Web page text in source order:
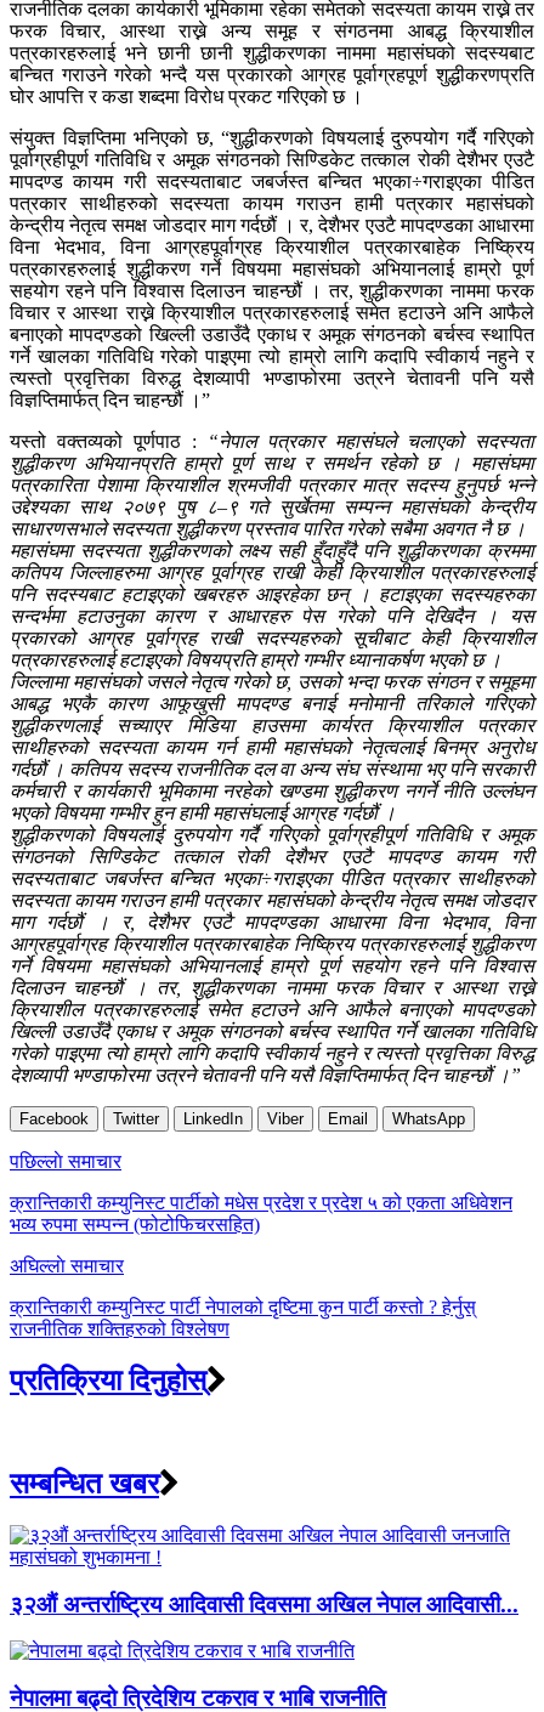
राजनीतिक दलका कार्यकारी भूमिकामा रहेका समेतको सदस्यता कायम राख्ने तर
फरक विचार, आस्था राख्ने अन्य समूह र संगठनमा आबद्ध क्रियाशील
पत्रकारहरुलाई भने छानी छानी शुद्धीकरणका नाममा महासंघको सदस्यबाट
बन्चित गराउने गरेको भन्दै यस प्रकारको आग्रह पूर्वाग्रहपूर्ण शुद्धीकरणप्रति
घोर आपत्ति र कडा शब्दमा विरोध प्रकट गरिएको छ ।
संयुक्त विज्ञप्तिमा भनिएको छ, “शुद्धीकरणको विषयलाई दुरुपयोग गर्दै गरिएको
पूर्वाग्रहीपूर्ण गतिविधि र अमूक संगठनको सिण्डिकेट तत्काल रोकी देशैभर एउटै
मापदण्ड कायम गरी सदस्यताबाट जबर्जस्त बन्चित भएका÷गराइएका पीडित
पत्रकार साथीहरुको सदस्यता कायम गराउन हामी पत्रकार महासंघको
केन्द्रीय नेतृत्व समक्ष जोडदार माग गर्दछौं । र, देशैभर एउटै मापदण्डका आधारमा
विना भेदभाव, विना आग्रहपूर्वाग्रह क्रियाशील पत्रकारबाहेक निष्क्रिय
पत्रकारहरुलाई शुद्धीकरण गर्ने विषयमा महासंघको अभियानलाई हाम्रो पूर्ण
सहयोग रहने पनि विश्वास दिलाउन चाहन्छौं । तर, शुद्धीकरणका नाममा फरक
विचार र आस्था राख्ने क्रियाशील पत्रकारहरुलाई समेत हटाउने अनि आफैले
बनाएको मापदण्डको खिल्ली उडाउँदै एकाध र अमूक संगठनको बर्चस्व स्थापित
गर्ने खालका गतिविधि गरेको पाइएमा त्यो हाम्रो लागि कदापि स्वीकार्य नहुने र
त्यस्तो प्रवृत्तिका विरुद्ध देशव्यापी भण्डाफोरमा उत्रने चेतावनी पनि यसै
विज्ञप्तिमार्फत् दिन चाहन्छौं ।”
यस्तो वक्तव्यको पूर्णपाठ :
“नेपाल पत्रकार महासंघले चलाएको सदस्यता
शुद्धीकरण अभियानप्रति हाम्रो पूर्ण साथ र समर्थन रहेको छ । महासंघमा
पत्रकारिता पेशामा क्रियाशील श्रमजीवी पत्रकार मात्र सदस्य हुनुपर्छ भन्ने
उद्देश्यका साथ २०७९ पुष ८–९ गते सुर्खेतमा सम्पन्न महासंघको केन्द्रीय
साधारणसभाले सदस्यता शुद्धीकरण प्रस्ताव पारित गरेको सबैमा अवगत नै छ ।
महासंघमा सदस्यता शुद्धीकरणको लक्ष्य सही हुँदाहुँदै पनि शुद्धीकरणका क्रममा
कतिपय जिल्लाहरुमा आग्रह पूर्वाग्रह राखी केही क्रियाशील पत्रकारहरुलाई
पनि सदस्यबाट हटाइएको खबरहरु आइरहेका छन् । हटाइएका सदस्यहरुका
सन्दर्भमा हटाउनुका कारण र आधारहरु पेस गरेको पनि देखिदैन । यस
प्रकारको आग्रह पूर्वाग्रह राखी सदस्यहरुको सूचीबाट केही क्रियाशील
पत्रकारहरुलाई हटाइएको विषयप्रति हाम्रो गम्भीर ध्यानाकर्षण भएको छ ।
जिल्लामा महासंघको जसले नेतृत्व गरेको छ, उसको भन्दा फरक संगठन र समूहमा
आबद्ध भएकै कारण आफूखुसी मापदण्ड बनाई मनोमानी तरिकाले गरिएको
शुद्धीकरणलाई सच्याएर मिडिया हाउसमा कार्यरत क्रियाशील पत्रकार
साथीहरुको सदस्यता कायम गर्न हामी महासंघको नेतृत्वलाई बिनम्र अनुरोध
गर्दछौं । कतिपय सदस्य राजनीतिक दल वा अन्य संघ संस्थामा भए पनि सरकारी
कर्मचारी र कार्यकारी भूमिकामा नरहेको खण्डमा शुद्धीकरण नगर्ने नीति उल्लंघन
भएको विषयमा गम्भीर हुन हामी महासंघलाई आग्रह गर्दछौं ।
शुद्धीकरणको विषयलाई दुरुपयोग गर्दै गरिएको पूर्वाग्रहीपूर्ण गतिविधि र अमूक
संगठनको सिण्डिकेट तत्काल रोकी देशैभर एउटै मापदण्ड कायम गरी
सदस्यताबाट जबर्जस्त बन्चित भएका÷गराइएका पीडित पत्रकार साथीहरुको
सदस्यता कायम गराउन हामी पत्रकार महासंघको केन्द्रीय नेतृत्व समक्ष जोडदार
माग गर्दछौं । र, देशैभर एउटै मापदण्डका आधारमा विना भेदभाव, विना
आग्रहपूर्वाग्रह क्रियाशील पत्रकारबाहेक निष्क्रिय पत्रकारहरुलाई शुद्धीकरण
गर्ने विषयमा महासंघको अभियानलाई हाम्रो पूर्ण सहयोग रहने पनि विश्वास
दिलाउन चाहन्छौं । तर, शुद्धीकरणका नाममा फरक विचार र आस्था राख्ने
क्रियाशील पत्रकारहरुलाई समेत हटाउने अनि आफैले बनाएको मापदण्डको
खिल्ली उडाउँदै एकाध र अमूक संगठनको बर्चस्व स्थापित गर्ने खालका गतिविधि
गरेको पाइएमा त्यो हाम्रो लागि कदापि स्वीकार्य नहुने र त्यस्तो प्रवृत्तिका विरुद्ध
देशव्यापी भण्डाफोरमा उत्रने चेतावनी पनि यसै विज्ञप्तिमार्फत् दिन चाहन्छौं ।”
Facebook Twitter LinkedIn Viber Email WhatsApp
Post
navigation
पछिल्लाे समाचार
क्रान्तिकारी कम्युनिस्ट पार्टीको मधेस प्रदेश र प्रदेश ५ को एकता अधिवेशन
भव्य रुपमा सम्पन्न (फोटोफिचरसहित)
अघिल्लाे समाचार
क्रान्तिकारी कम्युनिस्ट पार्टी नेपालको दृष्टिमा कुन पार्टी कस्तो ? हेर्नुस्
राजनीतिक शक्तिहरुको विश्लेषण
प्रतिक्रिया दिनुहोस्
सम्बन्धित खबर
३२औं अन्तर्राष्ट्रिय आदिवासी दिवसमा अखिल नेपाल आदिवासी...
नेपालमा बढ्दो त्रिदेशिय टकराव र भाबि राजनीति